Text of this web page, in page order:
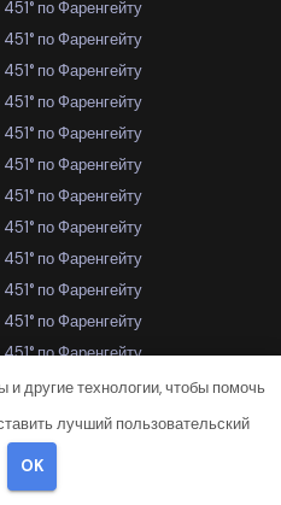
по Фаренгейту
по Фаренгейту
по Фаренгейту
по Фаренгейту
по Фаренгейту
по Фаренгейту
по Фаренгейту
по Фаренгейту
по Фаренгейту
по Фаренгейту
по Фаренгейту
по Фаренгейту
по Фаренгейту
по Фаренгейту
по Фаренгейту
по Фаренгейту
другие технологии, чтобы помочь
лучший пользовательский
OK